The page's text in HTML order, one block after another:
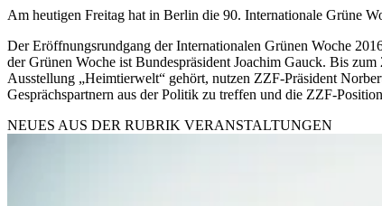
Am heutigen Freitag hat in Berlin die 90. Internationale Grüne
Der Eröffnungsrundgang der Internationalen Grünen Woche
der Grünen Woche ist Bundespräsident Joachim Gauck. Bis
Ausstellung „Heimtierwelt“ gehört, nutzen ZZF-Präsident
Gesprächspartnern aus der Politik zu treffen und die ZZF-
NEUES AUS DER RUBRIK VERANSTALTUNGEN